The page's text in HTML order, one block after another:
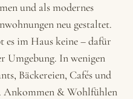
und als modernes
neu gestaltet.
es im Haus keine – dafür
Umgebung. In wenigen
Bäckereien, Cafés und
Ankommen & Wohlfühlen